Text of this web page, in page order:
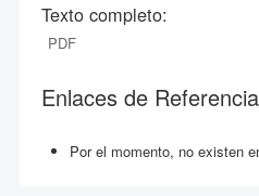
Texto completo:
PDF
Enlaces de Referencia
Por el momento, no existen